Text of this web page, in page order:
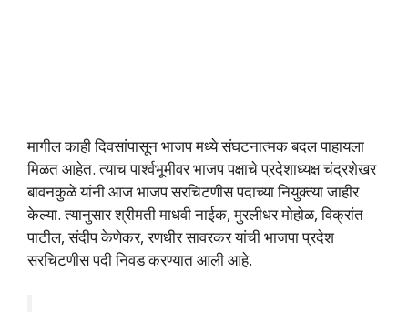
मागील काही दिवसांपासून भाजप मध्ये संघटनात्मक बदल पाहायला
मिळत आहेत. त्याच पार्श्वभूमीवर भाजप पक्षाचे प्रदेशाध्यक्ष चंद्रशेखर
बावनकुळे यांनी आज भाजप सरचिटणीस पदाच्या नियुक्त्या जाहीर
केल्या. त्यानुसार श्रीमती माधवी नाईक, मुरलीधर मोहोळ, विक्रांत
पाटील, संदीप केणेकर, रणधीर सावरकर यांची भाजपा प्रदेश
सरचिटणीस पदी निवड करण्यात आली आहे.